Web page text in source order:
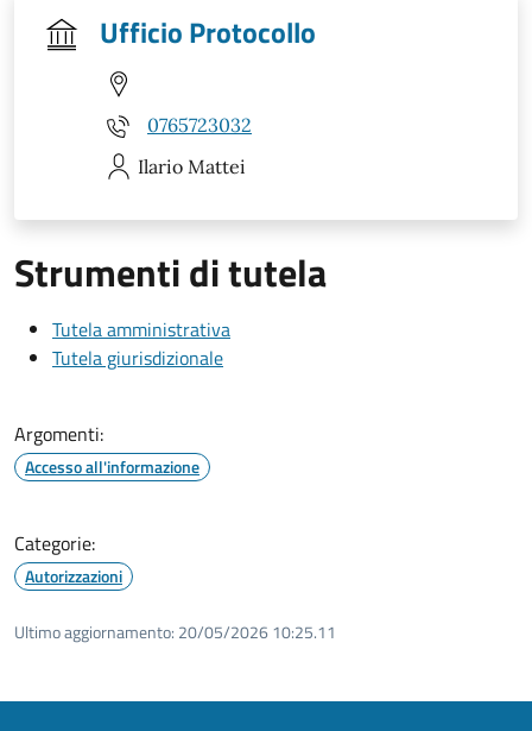
Ufficio Protocollo
0765723032
Ilario Mattei
Strumenti di tutela
Tutela amministrativa
Tutela giurisdizionale
Argomenti:
Accesso all'informazione
Categorie:
Autorizzazioni
Ultimo aggiornamento: 20/05/2026 10:25.11